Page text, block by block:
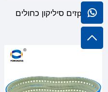
ремזים סיליקון כחולים